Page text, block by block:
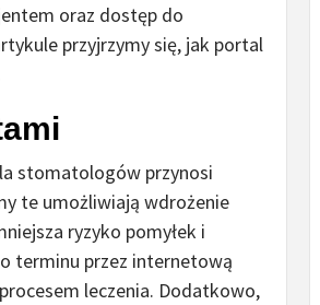
oraz dostęp do
przyjrzymy się, jak portal
stomatologów przynosi
te umożliwiają wdrożenie
ryzyko pomyłek i
terminu przez internetową
leczenia. Dodatkowo,